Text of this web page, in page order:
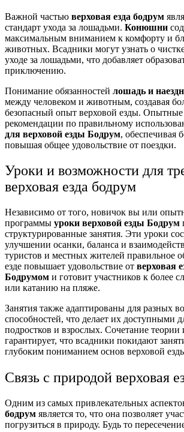
Важной частью верховая езда бодрум
стандарт ухода за лошадьми. Конюшни
максимальным вниманием к комфорту и
животных. Всадники могут узнать о
уходе за лошадьми, что добавляет
приключению.
Понимание обязанностей лошадь и
между человеком и животным, создавая
безопасный опыт верховой езды.
рекомендации по правильному
для верховой езды Бодрум, обеспечивая
повышая общее удовольствие от поездки.
Уроки и возможности для
верховая езда бодрум
Независимо от того, новичок вы или
программы уроки верховой езды Бодрум
структурированные занятия. Эти уроки
улучшении осанки, баланса и
туристов и местных жителей правильное
езде повышает удовольствие от верховая
Бодрумом и готовит участников к более
или катанию на пляже.
Занятия также адаптированы для разных
способностей, что делает их доступными
подростков и взрослых. Сочетание теории
гарантирует, что всадники покидают
глубоким пониманием основ верховой
Связь с природой верховая
Одним из самых привлекательных
бодрум является то, что она позволяет
погрузиться в природу. Будь то